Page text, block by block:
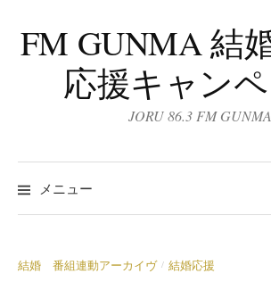
ン
テ
FM GUNMA 結
応援キャン
JORU 86.3 FM GUNMA
メニュー
結婚 番組連動アーカイヴ / 結婚応援